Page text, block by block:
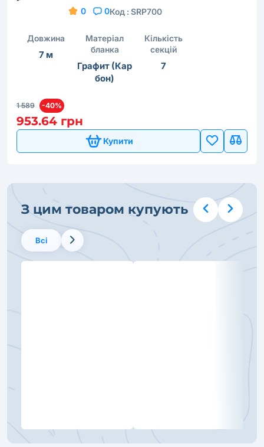
0 0Код : SRP700
Довжина
7 м
Матеріал
бланка
Графит (Кар
бон)
Кількість
секцій
7
1 589 -40%
953.64 грн
Купити
З цим товаром купують
Всі